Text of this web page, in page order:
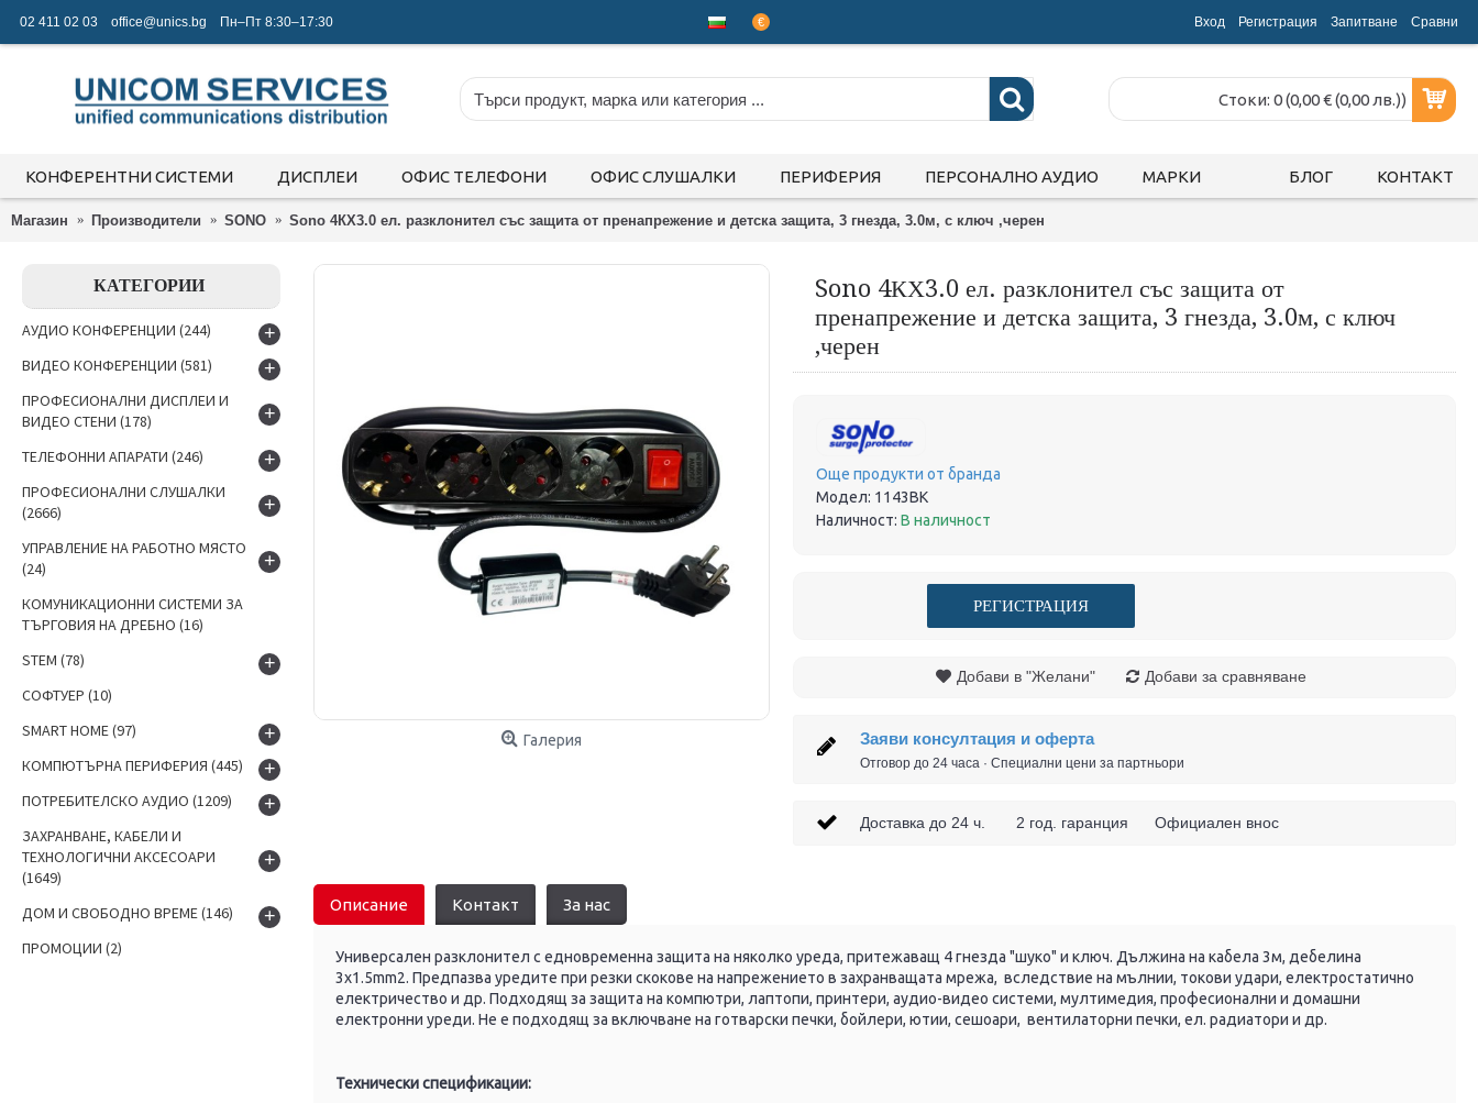
02 411 02 03 office@unics.bg Пн–Пт 8:30–17:30 € Вход Регистрация Запитване Срaвни
Стоки: 0 (0,00 € (0,00 лв.))
КОНФЕРЕНТНИ СИСТЕМИ ДИСПЛЕИ ОФИС ТЕЛЕФОНИ ОФИС СЛУШАЛКИ ПЕРИФЕРИЯ ПЕРСОНАЛНО АУДИО МАРКИ БЛОГ КОНТАКТ
Магазин Производители SONO Sono 4КХ3.0 ел. разклонител със защита от пренапрежение и детска защита, 3 гнезда, 3.0м, с ключ ,черен
КАТЕГОРИИ
АУДИО КОНФЕРЕНЦИИ (244) +
ВИДЕО КОНФЕРЕНЦИИ (581) +
ПРОФЕСИОНАЛНИ ДИСПЛЕИ И
ВИДЕО СТЕНИ (178) +
ТЕЛЕФОННИ АПАРАТИ (246) +
ПРОФЕСИОНАЛНИ СЛУШАЛКИ
(2666)
+
УПРАВЛЕНИЕ НА РАБОТНО МЯСТО
(24)
+
КОМУНИКАЦИОННИ СИСТЕМИ ЗА
ТЪРГОВИЯ НА ДРЕБНО (16)
STEM (78) +
СОФТУЕР (10)
SMART HOME(97) +
КОМПЮТЪРНА ПЕРИФЕРИЯ (445) +
ПОТРЕБИТЕЛСКО АУДИО (1209) +
ЗАХРАНВАНЕ, КАБЕЛИ И
ТЕХНОЛОГИЧНИ АКСЕСОАРИ
(1649)
+
ДОМ И СВОБОДНО ВРЕМЕ(146) +
ПРОМОЦИИ (2)
Галерия
Sono 4КХ3.0 ел. разклонител със защита от
пренапрежение и детска защита, 3 гнезда, 3.0м, с ключ
,черен
Още продукти от бранда
Модел: 1143BK
Наличност: В наличност
РЕГИСТРАЦИЯ
Добави в "Желани" Добави за сравняване
Заяви консултация и оферта
Отговор до 24 часа · Специални цени за партньори
Доставка до 24 ч. 2 год. гаранция Официален внос
Описание Контакт За нас
Универсален разклонител с едновременна защита на няколко уреда, притежаващ 4 гнезда "шуко" и ключ. Дължина на кабела 3м, дебелина
3x1.5mm2. Предпазва уредите при резки скокове на напрежението в захранващата мрежа, вследствие на мълнии, токови удари, електростатично
електричество и др. Подходящ за защита на компютри, лаптопи, принтери, аудио-видео системи, мултимедия, професионални и домашни
електронни уреди. Не е подходящ за включване на готварски печки, бойлери, ютии, сешоари, вентилаторни печки, ел. радиатори и др.
Технически спецификации: